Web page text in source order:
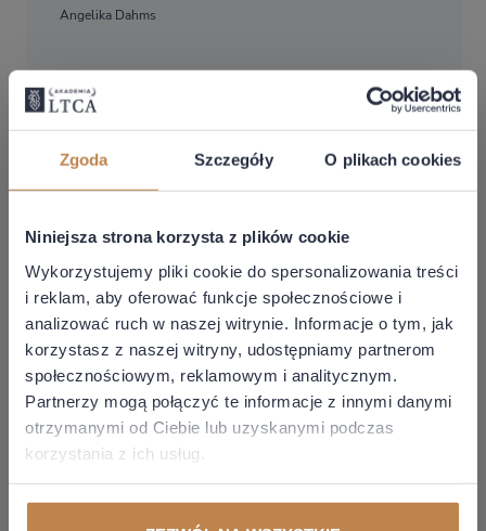
Zgoda Szczegóły O plikach cookies
Niniejsza strona korzysta z plików cookie
Wykorzystujemy pliki cookie do spersonalizowania treści
i reklam, aby oferować funkcje społecznościowe i
analizować ruch w naszej witrynie. Informacje o tym, jak
korzystasz z naszej witryny, udostępniamy partnerom
społecznościowym, reklamowym i analitycznym.
Partnerzy mogą połączyć te informacje z innymi danymi
otrzymanymi od Ciebie lub uzyskanymi podczas
korzystania z ich usług.
Angelika Dahms
14 lipca 2026 / wtorek Zobacz
Urlop wypoczynkowy i nieobecność z
powodu macierzyństwa w jednym miesiącu
Agnieszka Łapińska - Ekspert Prawa Pracy
13 lipca 2026 / poniedziałek Zobacz
WEBINAR - NAGRANIE
KSeF
KSEF: Aktualności i problemy związane z
powszechnym wykorzystaniem e-